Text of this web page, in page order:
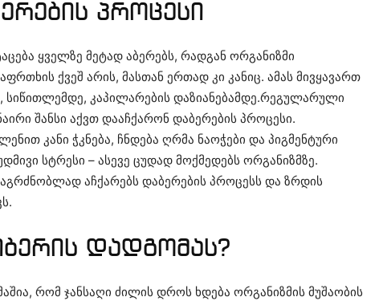
პროცესი
ყველზე მეტად აბერებს, რადგან ორგანიზმი
ქვეშ არის, მასთან ერთად კი კანიც. ამას მივყავართ
სიწითლემდე, კაპილარების დაზიანებამდე.რეგულარული
შანსი აქვთ დააჩქარონ დაბერების პროცესი.
კანი ჭკნება, ჩნდება ღრმა ნაოჭები და პიგმენტური
სტრესი – ასევე ცუდად მოქმედებს ორგანიზმზე.
აჩქარებს დაბერების პროცესს და ზრდის
დადგომას?
რომ ჯანსაღი ძილის დროს ხდება ორგანიზმის მუშაობის